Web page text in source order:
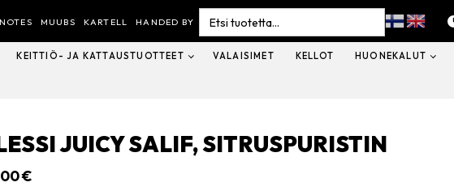
MUUBS KARTELL HANDED BY
Search
for:
KEITTIÖ- JA KATTAUSTUOTTEET VALAISIMET KELLOT HUONEKALUT
JUICY SALIF, SITRUSPURISTIN
€